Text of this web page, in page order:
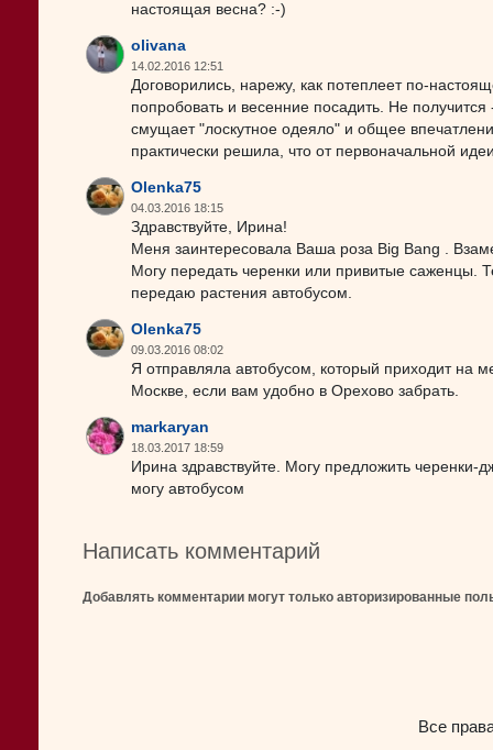
настоящая весна? :-)
olivana
14.02.2016 12:51
Договорились, нарежу, как потеплеет по-
попробовать и весенние посадить. Не
смущает "лоскутное одеяло" и общее
практически решила, что от первоначальной
Olenka75
04.03.2016 18:15
Здравствуйте, Ирина!
Меня заинтересовала Ваша роза Big Bang .
Могу передать черенки или привитые саженцы.
передаю растения автобусом.
Olenka75
09.03.2016 08:02
Я отправляла автобусом, который приходит на
Москве, если вам удобно в Орехово забрать.
markaryan
18.03.2017 18:59
Ирина здравствуйте. Могу предложить
могу автобусом
Написать комментарий
Добавлять комментарии могут только авторизированные
Все